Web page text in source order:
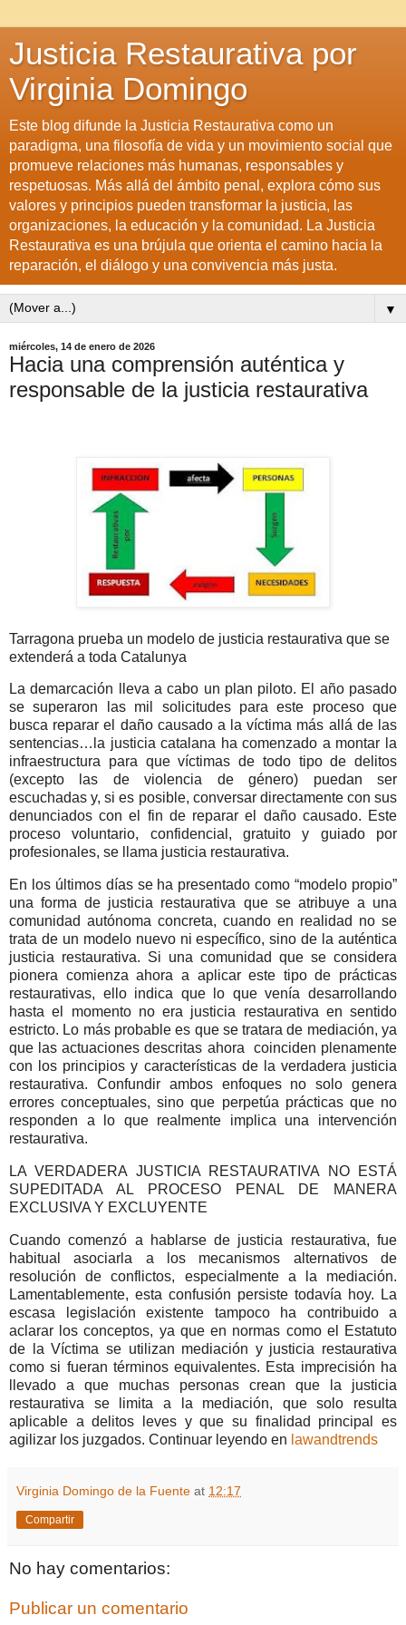
Justicia Restaurativa por
Virginia Domingo
Este blog difunde la Justicia Restaurativa como un
paradigma, una filosofía de vida y un movimiento social que
promueve relaciones más humanas, responsables y
respetuosas. Más allá del ámbito penal, explora cómo sus
valores y principios pueden transformar la justicia, las
organizaciones, la educación y la comunidad. La Justicia
Restaurativa es una brújula que orienta el camino hacia la
reparación, el diálogo y una convivencia más justa.
▼
miércoles, 14 de enero de 2026
Hacia una comprensión auténtica y
responsable de la justicia restaurativa
Tarragona prueba un modelo de justicia restaurativa que se
extenderá a toda Catalunya
La demarcación lleva a cabo un plan piloto. El año pasado
se superaron las mil solicitudes para este proceso que
busca reparar el daño causado a la víctima más allá de las
sentencias…la justicia catalana ha comenzado a montar la
infraestructura para que víctimas de todo tipo de delitos
(excepto las de violencia de género) puedan ser
escuchadas y, si es posible, conversar directamente con sus
denunciados con el fin de reparar el daño causado. Este
proceso voluntario, confidencial, gratuito y guiado por
profesionales, se llama justicia restaurativa.
En los últimos días se ha presentado como “modelo propio”
una forma de justicia restaurativa que se atribuye a una
comunidad autónoma concreta, cuando en realidad no se
trata de un modelo nuevo ni específico, sino de la auténtica
justicia restaurativa. Si una comunidad que se considera
pionera comienza ahora a aplicar este tipo de prácticas
restaurativas, ello indica que lo que venía desarrollando
hasta el momento no era justicia restaurativa en sentido
estricto. Lo más probable es que se tratara de mediación, ya
que las actuaciones descritas ahora coinciden plenamente
con los principios y características de la verdadera justicia
restaurativa. Confundir ambos enfoques no solo genera
errores conceptuales, sino que perpetúa prácticas que no
responden a lo que realmente implica una intervención
restaurativa.
LA VERDADERA JUSTICIA RESTAURATIVA NO ESTÁ
SUPEDITADA AL PROCESO PENAL DE MANERA
EXCLUSIVA Y EXCLUYENTE
Cuando comenzó a hablarse de justicia restaurativa, fue
habitual asociarla a los mecanismos alternativos de
resolución de conflictos, especialmente a la mediación.
Lamentablemente, esta confusión persiste todavía hoy. La
escasa legislación existente tampoco ha contribuido a
aclarar los conceptos, ya que en normas como el Estatuto
de la Víctima se utilizan mediación y justicia restaurativa
como si fueran términos equivalentes. Esta imprecisión ha
llevado a que muchas personas crean que la justicia
restaurativa se limita a la mediación, que solo resulta
aplicable a delitos leves y que su finalidad principal es
agilizar los juzgados. Continuar leyendo en lawandtrends
Virginia Domingo de la Fuente at 12:17
Compartir
No hay comentarios:
Publicar un comentario